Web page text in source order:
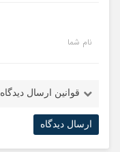
نام شما
قوانین ارسال دیدگاه